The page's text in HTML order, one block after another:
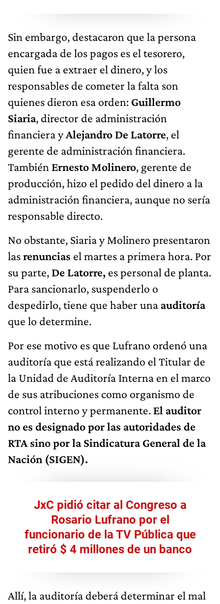
Sin embargo, destacaron que la persona
encargada de los pagos es el tesorero,
quien fue a extraer el dinero, y los
responsables de cometer la falta son
quienes dieron esa orden: Guillermo
Siaria, director de administración
financiera yAlejandro De Latorre, el
gerente de administración financiera.
También Ernesto Molinero, gerente de
producción, hizo el pedido del dinero a la
administración financiera, aunque no sería
responsable directo.
No obstante, Siaria y Molinero presentaron
lasrenuncias el martes a primera hora. Por
su parte, De Latorre, es personal de planta.
Para sancionarlo, suspenderlo o
despedirlo, tiene que haber una auditoría
que lo determine.
Por ese motivo es que Lufrano ordenó una
auditoría que está realizando el Titular de
la Unidad de Auditoría Interna en el marco
de sus atribuciones como organismo de
control interno y permanente. El auditor
no es designado por las autoridades de
RTA sino por la Sindicatura General de la
Nación (SIGEN).
JxC pidió citar al Congreso a
Rosario Lufrano por el
funcionario de la TV Pública que
retiró $ 4 millones de un banco
Allí, la auditoría deberá determinar el mal